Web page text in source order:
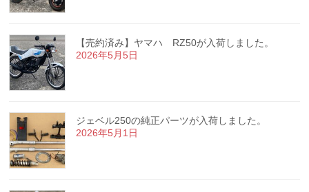
【売約済み】ヤマハ RZ50が入荷しました。
2026年5月5日
ジェベル250の純正パーツが入荷しました。
2026年5月1日